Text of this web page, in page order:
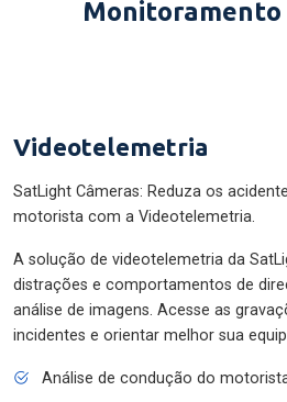
Monitoramento
Videotelemetria
SatLight Câmeras: Reduza os
motorista com a Videotelemetria.
A solução de videotelemetria da
distrações e comportamentos de
análise de imagens. Acesse as
incidentes e orientar melhor sua
Análise de condução do